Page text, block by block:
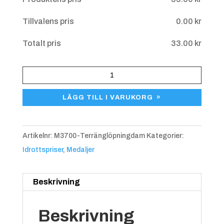
Blå/röd
Tillvalens pris 0.00 kr
Totalt pris 33.00 kr
Terränglöpning
mängd
LÄGG TILL I VARUKORG
Artikelnr: M3700-Terränglöpningdam Kategorier:
Idrottspriser, Medaljer
Beskrivning
Beskrivning